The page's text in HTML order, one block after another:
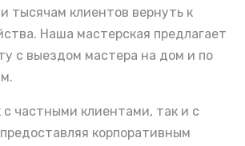
тысячам клиентов вернуть к
Наша мастерская предлагает
с выездом мастера на дом и по
с частными клиентами, так и с
корпоративным